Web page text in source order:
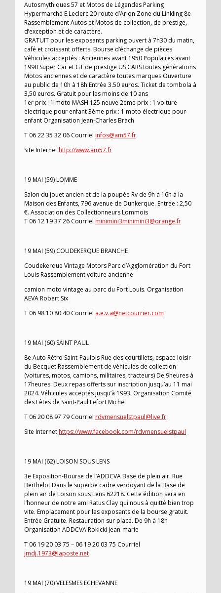
Autosmythiques 57 et Motos de Légendes Parking
Hypermarché E.Leclerc 20 route d’Arlon Zone du Linkling 8e
Rassemblement Autos et Motos de collection, de prestige,
d’exception et de caractère.
GRATUIT pour les exposants parking ouvert à 7h30 du matin,
café et croissant offerts. Bourse d’échange de pièces
Véhicules acceptés : Anciennes avant 1950 Populaires avant
1990 Super Car et GT de prestige US CARS toutes générations
Motos anciennes et de caractère toutes marques Ouverture
au public de 10h à 18h Entrée 3.50 euros. Ticket de tombola à
3,50 euros. Gratuit pour les moins de 10 ans
1er prix : 1 moto MASH 125 neuve 2ème prix : 1 voiture
électrique pour enfant 3ème prix : 1 moto électrique pour
enfant Organisation Jean-Charles Brach
T 06 22 35 32 06 Courriel infos@am57.fr
Site Internethttp://www.am57.fr
19 MAI (59) LOMME
Salon du jouet ancien et de la poupée Rv de 9h à 16h à la
Maison des Enfants, 796 avenue de Dunkerque. Entrée : 2,50
€. Association des Collectionneurs Lommois
T 06 12 19 37 26 Courriel minimini3minimini3@orange.fr
19 MAI (59) COUDEKERQUE BRANCHE
Coudekerque Vintage Motors Parc d’Agglomération du Fort
Louis Rassemblement voiture ancienne
camion moto vintage au parc du Fort Louis. Organisation
AEVA Robert Six
T 06 98 10 80 40 Courriel a.e.v.a@netcourrier.com
19 MAI (60) SAINT PAUL
8e Auto Rétro Saint-Paulois Rue des courtillets, espace loisir
du Becquet Rassemblement de véhicules de collection
(voitures, motos, camions, militaires, tracteurs) De 9heures à
17heures. Deux repas offerts sur inscription jusqu’au 11 mai
2024. Véhicules acceptés jusqu’à 1993. Organisation Comité
des Fêtes de Saint-Paul Lefort Michel
T 06 20 08 97 79 Courriel rdvmensuelstpaul@live.fr
Site Internethttps://www.facebook.com/rdvmensuelstpaul
19 MAI (62) LOISON SOUS LENS
3e Exposition-Bourse de l’ADDCVA Base de plein air. Rue
Berthelot Dans le superbe cadre verdoyant de la Base de
plein air de Loison sous Lens 62218. Cette édition sera en
l’honneur de notre ami Ratus Clay qui nous à quitté bien trop
vite. Emplacement pour les exposants de la bourse gratuit.
Entrée Gratuite. Restauration sur place. De 9h à 18h
Organisation ADDCVA Rokicki jean-marie
T 06 19 20 03 75 – 06 19 20 03 75 Courriel
jmdj.1973@laposte.net
19 MAI (70) VELESMES ECHEVANNE